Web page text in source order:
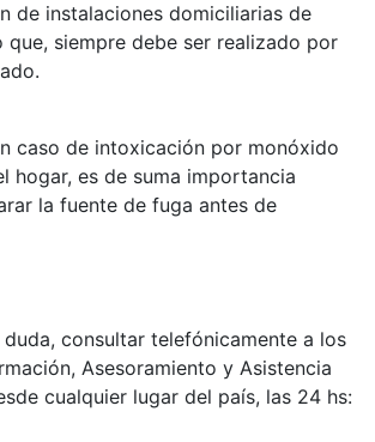
de instalaciones domiciliarias de
que, siempre debe ser realizado por
caso de intoxicación por monóxido
hogar, es de suma importancia
la fuente de fuga antes de
duda, consultar telefónicamente a los
Asesoramiento y Asistencia
cualquier lugar del país, las 24 hs: